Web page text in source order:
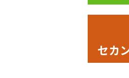
セカ